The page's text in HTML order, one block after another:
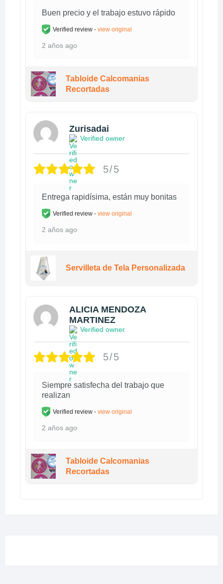
Buen precio y el trabajo estuvo rápido
Verified review - view original
2 años ago
Tabloide Calcomanias
Recortadas
Zurisadai
Verified owner
5/5
Entrega rapidísima, están muy bonitas
Verified review - view original
2 años ago
Servilleta de Tela Personalizada
ALICIA MENDOZA
MARTINEZ
Verified owner
5/5
Siempre satisfecha del trabajo que
realizan
Verified review - view original
2 años ago
Tabloide Calcomanias
Recortadas